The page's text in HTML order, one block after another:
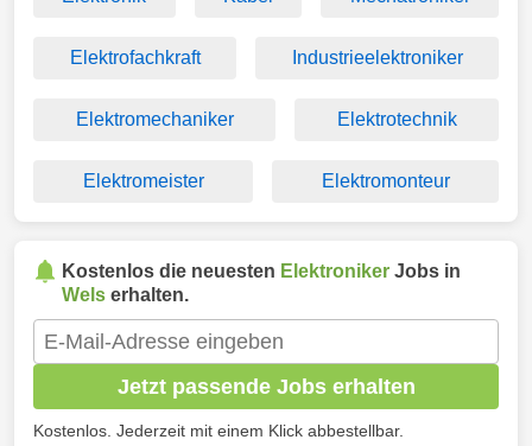
Elektrofachkraft Industrieelektroniker
Elektromechaniker Elektrotechnik
Elektromeister Elektromonteur
Kostenlos die neuesten Elektroniker Jobs in
Wels erhalten.
Jetzt passende Jobs erhalten
Kostenlos. Jederzeit mit einem Klick abbestellbar.